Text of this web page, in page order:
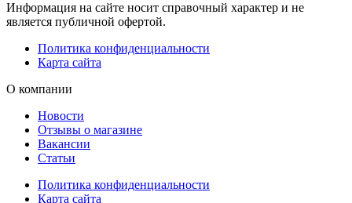
Информация на сайте носит справочный характер и не
является публичной офертой.
Политика конфиденциальности
Карта сайта
О компании
Новости
Отзывы о магазине
Вакансии
Статьи
Политика конфиденциальности
Карта сайта